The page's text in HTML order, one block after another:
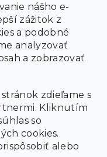
nášho e-
zážitok z
a podobné
analyzovať
a zobrazovať
zdieľame s
Kliknutím
so
cookies.
alebo
ochrany